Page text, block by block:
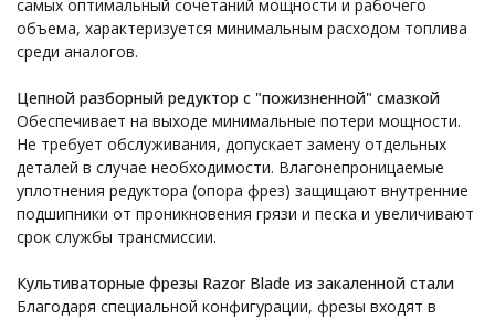
самых оптимальный сочетаний мощности и рабочего
объема, характеризуется минимальным расходом топлива
среди аналогов.
Цепной разборный редуктор с "пожизненной" смазкой
Обеспечивает на выходе минимальные потери мощности.
Не требует обслуживания, допускает замену отдельных
деталей в случае необходимости. Влагонепроницаемые
уплотнения редуктора (опора фрез) защищают внутренние
подшипники от проникновения грязи и песка и увеличивают
срок службы трансмиссии.
Культиваторные фрезы Razor Blade из закаленной стали
Благодаря специальной конфигурации, фрезы входят в